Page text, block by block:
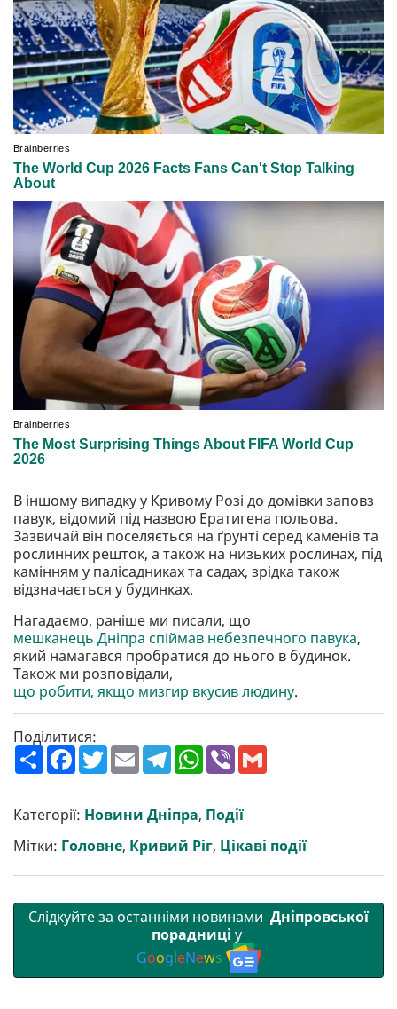
В іншому випадку у Кривому Розі до домівки заповз
павук, відомий під назвою Ератигена польова.
Зазвичай він поселяється на ґрунті серед каменів та
рослинних решток, а також на низьких рослинах, під
камінням у палісадниках та садах, зрідка також
відзначається у будинках.
Нагадаємо, раніше ми писали, що
мешканець Дніпра спіймав небезпечного павука,
який намагався пробратися до нього в будинок.
Також ми розповідали,
що робити, якщо мизгир вкусив людину.
Поділитися:
П
о
р
и
т
и
F
a
b
o
o
k
T
w
t
e
r
E
m
l
T
e
g
r
a
m
W
h
s
A
p
p
V
r
Категорії: Новини Дніпра, Події
Мітки: Головне, Кривий Ріг, Цікаві події
Слідкуйте за останніми новинами Дніпровської
порадниці у
GoogleNews